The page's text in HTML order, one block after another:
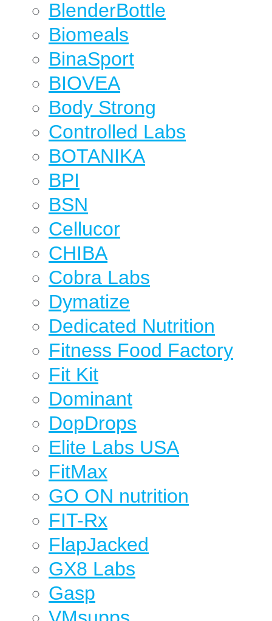
BlenderBottle
Biomeals
BinaSport
BIOVEA
Body Strong
Controlled Labs
BOTANIKA
BPI
BSN
Cellucor
CHIBA
Cobra Labs
Dymatize
Dedicated Nutrition
Fitness Food Factory
Fit Kit
Dominant
DopDrops
Elite Labs USA
FitMax
GO ON nutrition
FIT-Rx
FlapJacked
GX8 Labs
Gasp